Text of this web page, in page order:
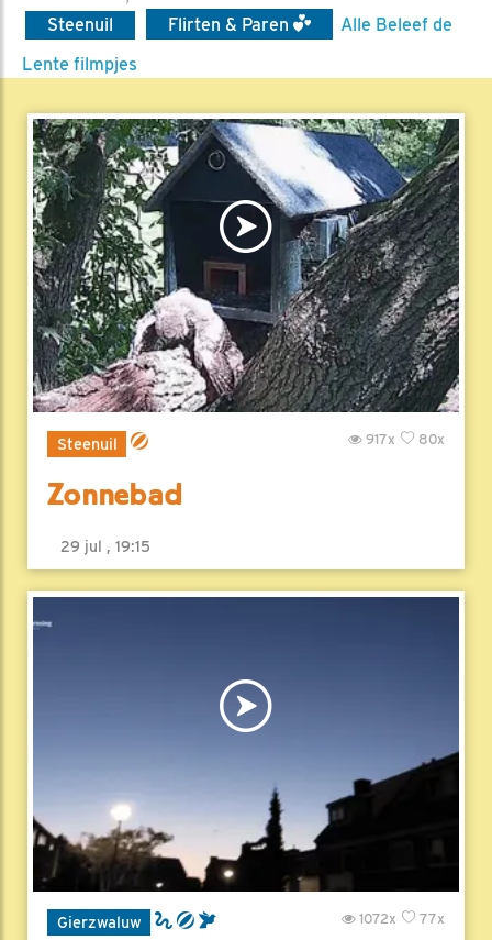
Steenuil Flirten & Paren
Alle Beleef de
Lente filmpjes
Steenuil 80x
917x
Zonnebad
29 jul , 19:15
Gierzwaluw 77x
1072x